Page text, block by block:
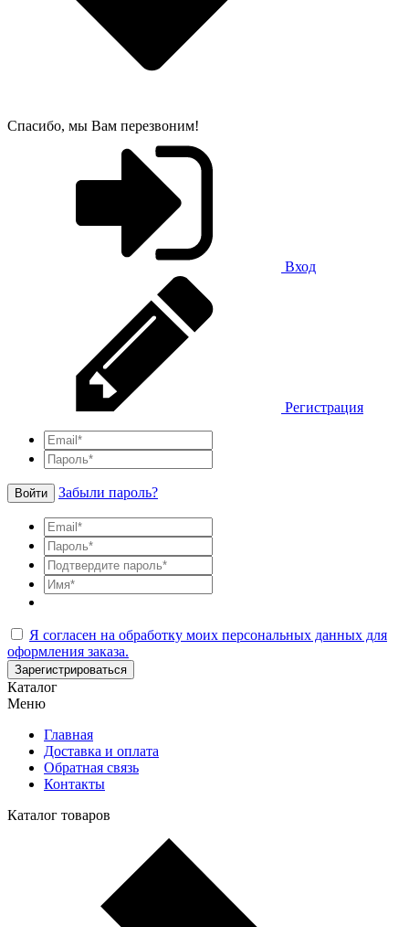
Спасибо, мы Вам перезвоним!
Вход
Регистрация
Войти Забыли пароль?
Я согласен на обработку моих персональных данных для
оформления заказа.
Зарегистрироваться
Каталог
Меню
Главная
Доставка и оплата
Обратная связь
Контакты
Каталог товаров